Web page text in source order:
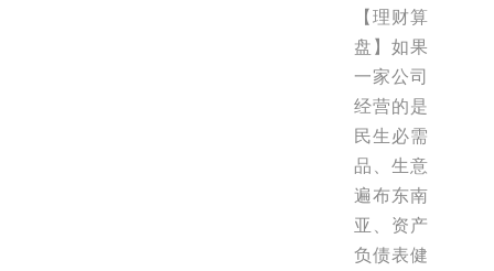
【理财算
盘】如果
一家公司
经营的是
民生必需
品、生意
遍布东南
亚、资产
负债表健